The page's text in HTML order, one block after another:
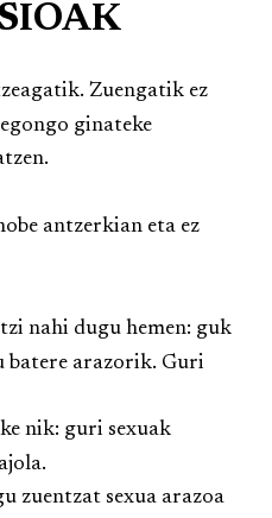
Zuengatik ez
ginateke
antzerkian eta ez
nahi dugu hemen: guk
batere arazorik. Guri
nik: guri sexuak
zuentzat sexua arazoa